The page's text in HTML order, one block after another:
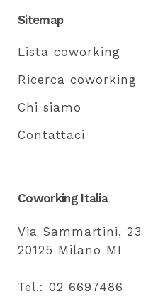
Sitemap
Lista coworking
Ricerca coworking
Chi siamo
Contattaci
Coworking Italia
Via Sammartini, 23
20125 Milano MI
Tel.: 02 6697486